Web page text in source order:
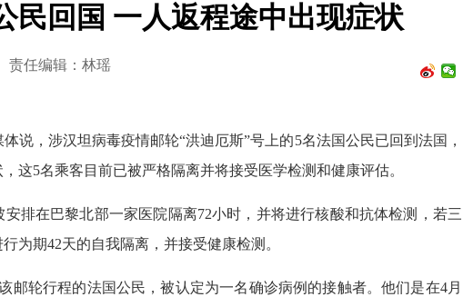
民回国 一人返程途中出现症状
责任编辑：林瑶
说，涉汉坦病毒疫情邮轮“洪迪厄斯”号上的5名法国公民已回到法国，
这5名乘客目前已被严格隔离并将接受医学检测和健康评估。
排在巴黎北部一家医院隔离72小时，并将进行核酸和抗体检测，若三
为期42天的自我隔离，并接受健康检测。
邮轮行程的法国公民，被认定为一名确诊病例的接触者。他们是在4月